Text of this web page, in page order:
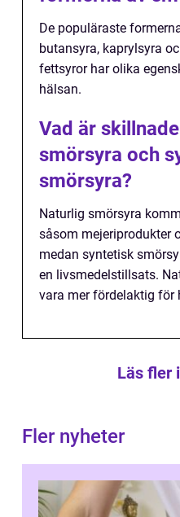
De populäraste
butansyra, kaprylsyra
fettsyror har olika
hälsan.
Vad är
smörsyra och
smörsyra?
Naturlig smörsyra
såsom mejeriprodukter
medan syntetisk
en livsmedelstillsats.
vara mer fördelaktig för
Läs fler
Fler nyheter